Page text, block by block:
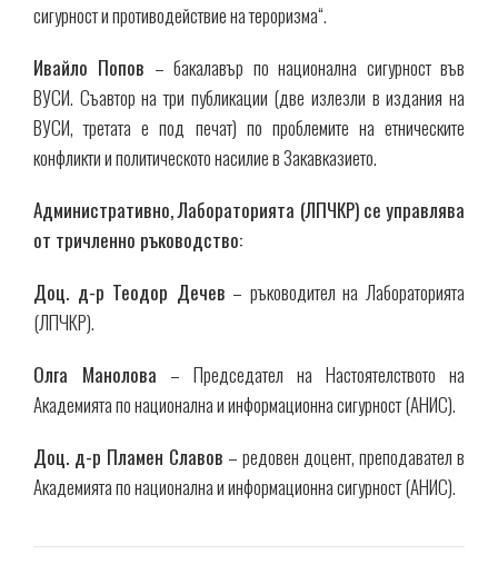
сигурност и противодействие на тероризма“.
Ивайло Попов – бакалавър по национална сигурност във
ВУСИ. Съавтор на три публикации (две излезли в издания на
ВУСИ, третата е под печат) по проблемите на етническите
конфликти и политическото насилие в Закавказието.
Административно, Лабораторията (ЛПЧКР) се управлява
от тричленно ръководство:
Доц. д-р Теодор Дечев – ръководител на Лабораторията
(ЛПЧКР).
Олга Манолова – Председател на Настоятелството на
Академията по национална и информационна сигурност (АНИС).
Доц. д-р Пламен Славов – редовен доцент, преподавател в
Академията по национална и информационна сигурност (АНИС).